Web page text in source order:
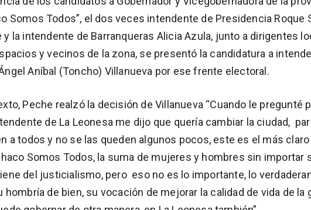
Somos Todos”, el dos veces intendente de Presidencia Roque
y la intendente de Barranqueras Alicia Azula, junto a dirigentes
y vecinos de la zona, se presentó la candidatura a
Aníbal (Toncho) Villanueva por ese frente electoral.
Peche realzó la decisión de Villanueva “Cuando le pregunté
de La Leonesa me dijo que quería cambiar la ciudad,
a todos y no se las queden algunos pocos, este es el más claro
Somos Todos, la suma de mujeres y hombres sin importar
del justicialismo, pero eso no es lo importante, lo
hombría de bien, su vocación de mejorar la calidad de vida de la